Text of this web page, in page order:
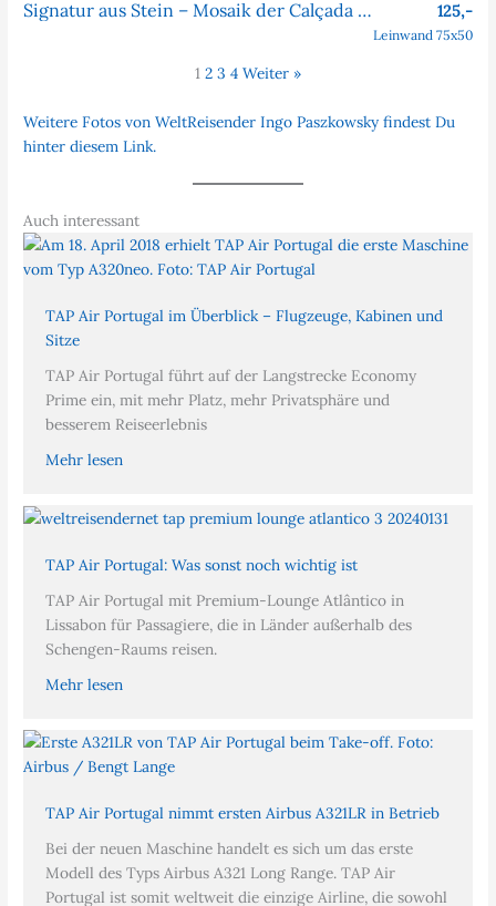
Signatur aus Stein – Mosaik der Calçada Portuguesa 125,-
Leinwand 75x50
1 2 3 4 Weiter »
Weitere Fotos von WeltReisender Ingo Paszkowsky findest Du
hinter diesem Link.
Auch interessant
TAP Air Portugal im Überblick – Flugzeuge, Kabinen und
Sitze
TAP Air Portugal führt auf der Langstrecke Economy
Prime ein, mit mehr Platz, mehr Privatsphäre und
besserem Reiseerlebnis
Mehr lesen
TAP Air Portugal: Was sonst noch wichtig ist
TAP Air Portugal mit Premium-Lounge Atlântico in
Lissabon für Passagiere, die in Länder außerhalb des
Schengen-Raums reisen.
Mehr lesen
TAP Air Portugal nimmt ersten Airbus A321LR in Betrieb
Bei der neuen Maschine handelt es sich um das erste
Modell des Typs Airbus A321 Long Range. TAP Air
Portugal ist somit weltweit die einzige Airline, die sowohl